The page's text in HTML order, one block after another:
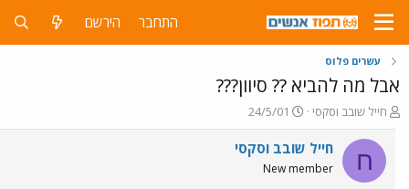
התחבר הירשם
עשרים פלוס
אבל מה להביא ?? סיוון???
פ
ו
ת
ח
ה
חייל שובב וסקסי
פ
ו
ר
ם
24/5/01
ח חייל שובב וסקסי
New member